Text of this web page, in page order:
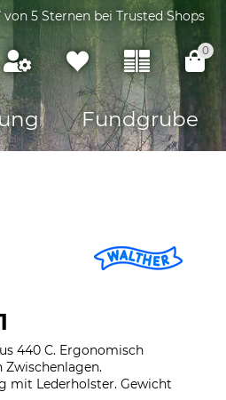
von 5 Sternen bei Trusted Shops
0
Fundgrube
440 C. Ergonomisch
mit Lederholster. Gewicht